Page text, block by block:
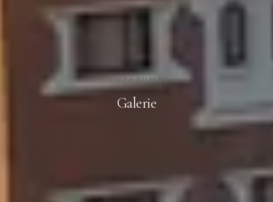
PROZKOUMAT
Galerie